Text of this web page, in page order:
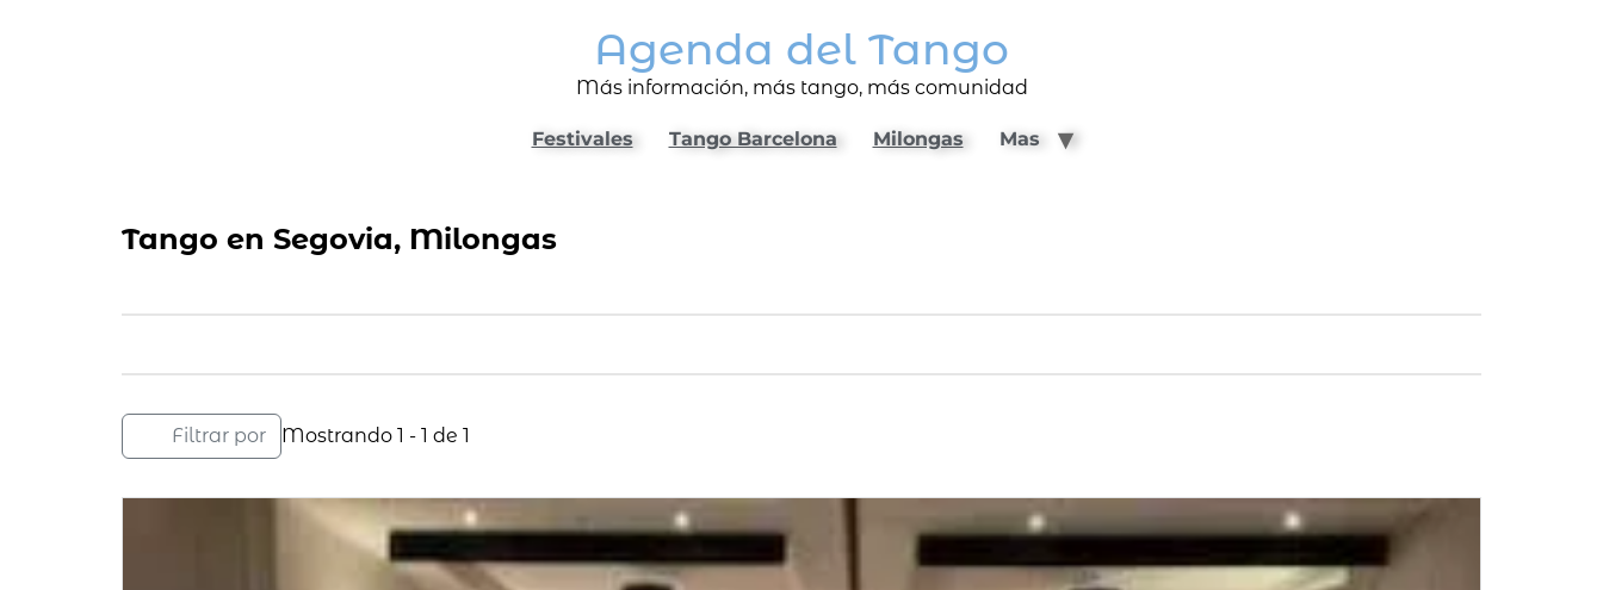
Agenda del Tango
Más información, más tango, más comunidad
Festivales Tango Barcelona Milongas Mas
Tango en Segovia, Milongas
Filtrar por Mostrando 1 - 1 de 1